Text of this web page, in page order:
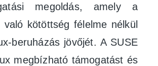
megoldás, amely a
való kötöttség félelme nélkül
beruházás jövőjét. A SUSE
megbízható támogatást és